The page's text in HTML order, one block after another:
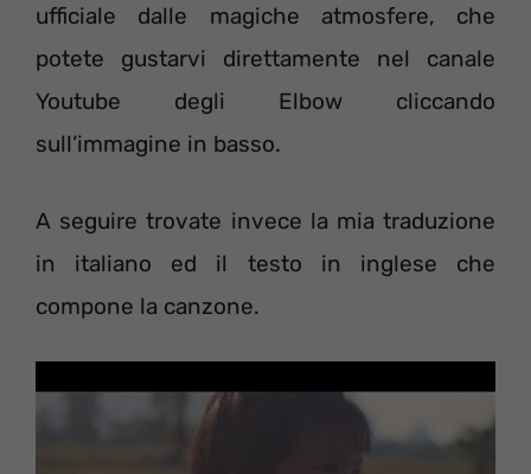
ufficiale dalle magiche atmosfere, che
potete gustarvi direttamente nel canale
Youtube degli Elbow cliccando
sull’immagine in basso.
A seguire trovate invece la mia traduzione
in italiano ed il testo in inglese che
compone la canzone.